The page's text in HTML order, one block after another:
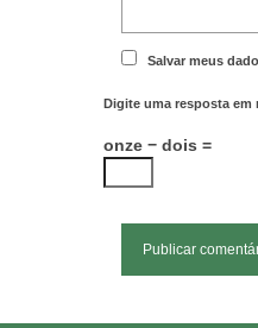
Salvar meus
Digite uma resposta em
onze − dois =